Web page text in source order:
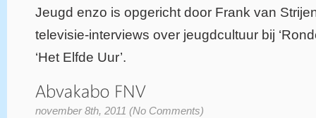
Jeugd enzo is opgericht door Frank van
televisie-interviews over jeugdcultuur bij
‘Het Elfde Uur’.
november 8th, 2011 (No Comments)